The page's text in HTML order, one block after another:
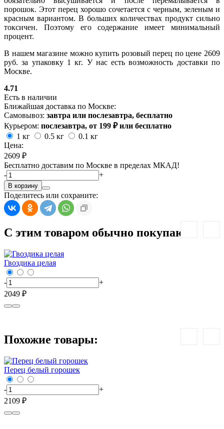
порошок. Этот перец хорошо сочетается с черным, зеленым и
красным вариантом. В больших количествах продукт сильно
токсичен. Поэтому его содержание имеет минимальный
процент.
В нашем магазине можно купить розовый перец по цене 2609
руб. за упаковку 1 кг. У нас есть возможность доставки по
Москве.
4.71
Есть в наличии
Ближайшая доставка по Москве:
Самовывоз: завтра или послезавтра, бесплатно
Курьером: послезавтра, от 199 ₽ или бесплатно
1 кг
0.5 кг
0.1 кг
Цена:
2609 ₽
Бесплатно доставим по Москве в пределах МКАД!
-
+
В корзину
Поделитесь или сохраните:
С этим товаром обычно покупают:
Гвоздика целая
-
+
2049 ₽
Похожие товары:
Перец белый горошек
-
+
2109 ₽